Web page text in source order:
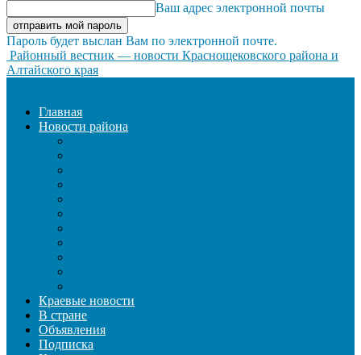
Ваш адрес электронной почты
Пароль будет выслан Вам по электронной почте.
Районный вестник — новости Краснощековского района и
Алтайского края
Главная
Новости района
Краевые новости
В стране
Объявления
Подписка